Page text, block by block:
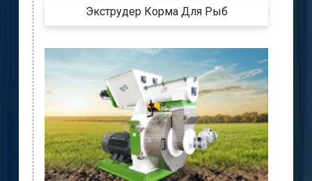
Экструдер Корма Для Рыб